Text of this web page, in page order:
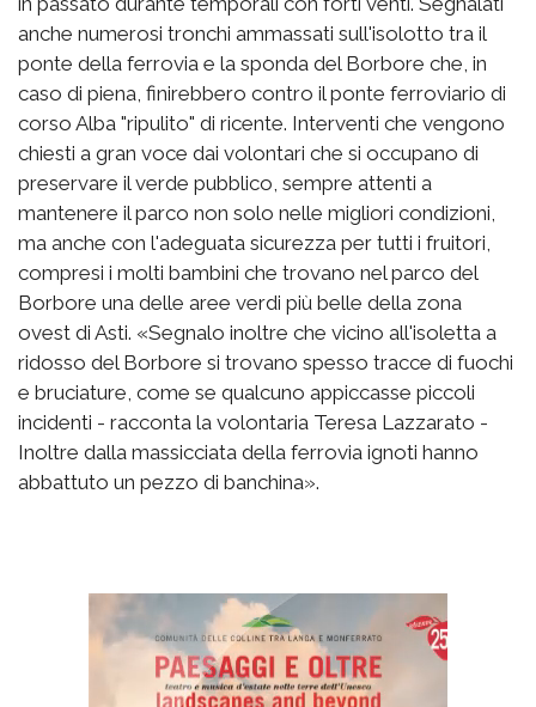
anche numerosi tronchi ammassati sull'isolotto tra il
ponte della ferrovia e la sponda del Borbore che, in
caso di piena, finirebbero contro il ponte ferroviario di
corso Alba "ripulito" di ricente. Interventi che vengono
chiesti a gran voce dai volontari che si occupano di
preservare il verde pubblico, sempre attenti a
mantenere il parco non solo nelle migliori condizioni,
ma anche con l'adeguata sicurezza per tutti i fruitori,
compresi i molti bambini che trovano nel parco del
Borbore una delle aree verdi più belle della zona
ovest di Asti. «Segnalo inoltre che vicino all'isoletta a
ridosso del Borbore si trovano spesso tracce di fuochi
e bruciature, come se qualcuno appiccasse piccoli
incidenti - racconta la volontaria Teresa Lazzarato -
Inoltre dalla massicciata della ferrovia ignoti hanno
abbattuto un pezzo di banchina».